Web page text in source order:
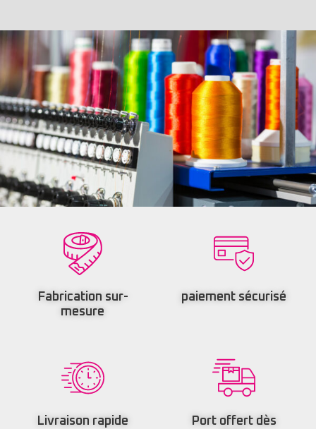
Fabrication sur-
mesure
paiement sécurisé
Livraison rapide
Port offert dès